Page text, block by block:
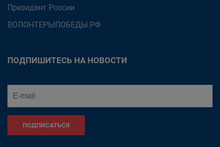
Президент России
ВОЛОНТЕРЫПОБЕДЫ.РФ
ПОДПИШИТЕСЬ НА НОВОСТИ
ПОДПИСАТЬСЯ